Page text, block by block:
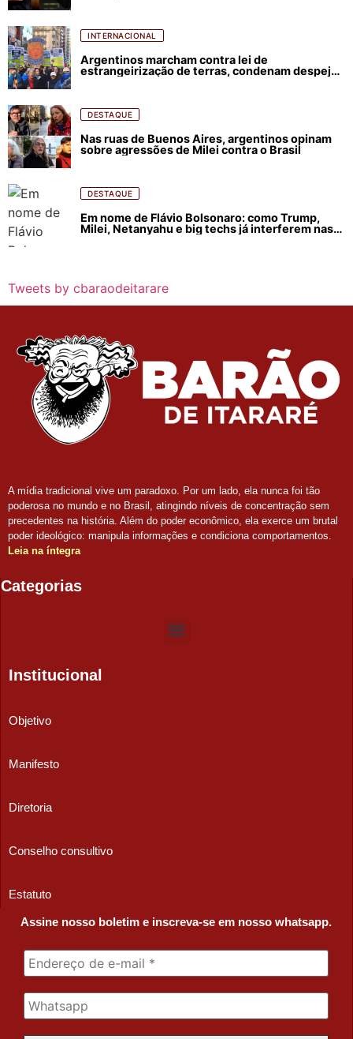
INTERNACIONAL
Argentinos marcham contra lei de
estrangeirização de terras, condenam despejos
DESTAQUE
Nas ruas de Buenos Aires, argentinos opinam
sobre agressões de Milei contra o Brasil
DESTAQUE
Em nome de Flávio Bolsonaro: como Trump,
Milei, Netanyahu e big techs já interferem nas
Tweets by cbaraodeitarare
A mídia tradicional vive um paradoxo. Por um lado, ela nunca foi tão
poderosa no mundo e no Brasil, atingindo níveis de concentração sem
precedentes na história. Além do poder econômico, ela exerce um brutal
poder ideológico: manipula informações e condiciona comportamentos.
Leia na íntegra
Categorias
Institucional
Objetivo
Manifesto
Diretoria
Conselho consultivo
Estatuto
Assine nosso boletim e inscreva-se em nosso whatsapp.